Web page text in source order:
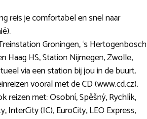
reis je comfortabel en snel naar
Groningen, ‘s Hertogenbosch
Haag HS, Station Nijmegen, Zwolle,
via een station bij jou in de buurt.
vooral met de CD (www.cd.cz).
reizen met: Osobní, Spěšný, Rychlík,
InterCity (IC), EuroCity, LEO Express,